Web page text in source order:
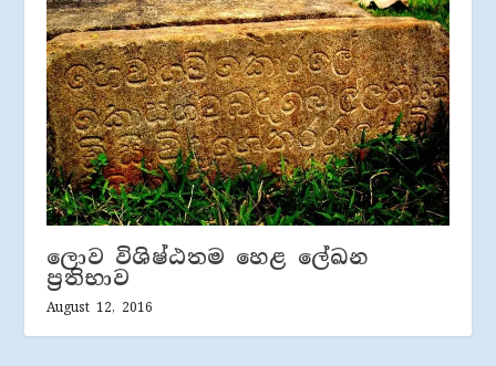
ලොව විශිෂ්ඨතම හෙළ ලේඛන
ප‍්‍රතිභාව
August 12, 2016